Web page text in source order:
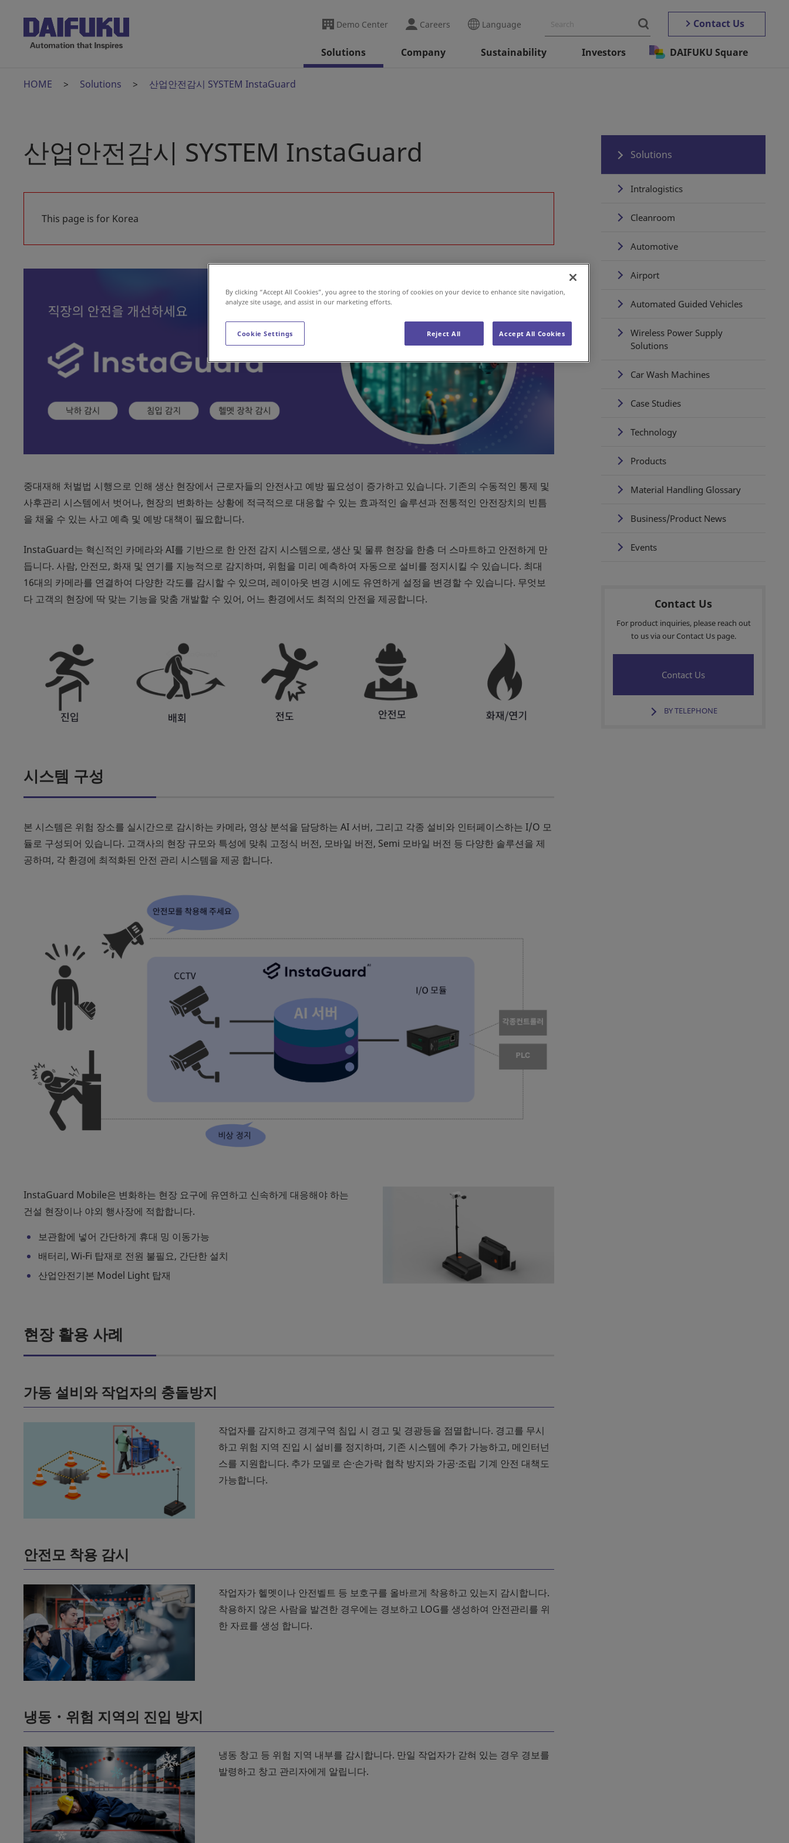
Demo Center Careers Language Contact Us
Solutions Company Sustainability Investors DAIFUKU Square
HOME Solutions 산업안전감시 SYSTEM InstaGuard
산업안전감시 SYSTEM InstaGuard
This page is for Korea
중대재해 처벌법 시행으로 인해 생산 현장에서 근로자들의 안전사고 예방 필요성이 증가하고 있습니다. 기존의 수동적인 통제 및
사후관리 시스템에서 벗어나, 현장의 변화하는 상황에 적극적으로 대응할 수 있는 효과적인 솔루션과 전통적인 안전장치의 빈틈
을 채울 수 있는 사고 예측 및 예방 대책이 필요합니다.
InstaGuard는 혁신적인 카메라와 AI를 기반으로 한 안전 감지 시스템으로, 생산 및 물류 현장을 한층 더 스마트하고 안전하게 만
듭니다. 사람, 안전모, 화재 및 연기를 지능적으로 감지하며, 위험을 미리 예측하여 자동으로 설비를 정지시킬 수 있습니다. 최대
16대의 카메라를 연결하여 다양한 각도를 감시할 수 있으며, 레이아웃 변경 시에도 유연하게 설정을 변경할 수 있습니다. 무엇보
다 고객의 현장에 딱 맞는 기능을 맞춤 개발할 수 있어, 어느 환경에서도 최적의 안전을 제공합니다.
시스템 구성
본 시스템은 위험 장소를 실시간으로 감시하는 카메라, 영상 분석을 담당하는 AI 서버, 그리고 각종 설비와 인터페이스하는 I/O 모
듈로 구성되어 있습니다. 고객사의 현장 규모와 특성에 맞춰 고정식 버전, 모바일 버전, Semi 모바일 버전 등 다양한 솔루션을 제
공하며, 각 환경에 최적화된 안전 관리 시스템을 제공 합니다.
InstaGuard Mobile은 변화하는 현장 요구에 유연하고 신속하게 대응해야 하는
건설 현장이나 야외 행사장에 적합합니다.
보관함에 넣어 간단하게 휴대 밍 이동가능
배터리, Wi-Fi 탑재로 전원 불필요, 간단한 설치
산업안전기본 Model Light 탑재
현장 활용 사례
가동 설비와 작업자의 충돌방지
작업자를 감지하고 경계구역 침입 시 경고 및 경광등을 점멸합니다. 경고를 무시
하고 위험 지역 진입 시 설비를 정지하며, 기존 시스템에 추가 가능하고, 메인터넌
스를 지원합니다. 추가 모델로 손·손가락 협착 방지와 가공·조립 기계 안전 대책도
가능합니다.
안전모 착용 감시
작업자가 헬멧이나 안전벨트 등 보호구를 올바르게 착용하고 있는지 감시합니다.
착용하지 않은 사람을 발견한 경우에는 경보하고 LOG를 생성하여 안전관리를 위
한 자료를 생성 합니다.
냉동・위험 지역의 진입 방지
냉동 창고 등 위험 지역 내부를 감시합니다. 만일 작업자가 갇혀 있는 경우 경보를
발령하고 창고 관리자에게 알립니다.
Solutions
Intralogistics
Cleanroom
Automotive
Airport
Automated Guided Vehicles
Wireless Power Supply
Solutions
Car Wash Machines
Case Studies
Technology
Products
Material Handling Glossary
Business/Product News
Events
Contact Us
For product inquiries, please reach out
to us via our Contact Us page.
Contact Us
BY TELEPHONE
By clicking “Accept All Cookies”, you agree to the storing of cookies on your device to enhance site navigation,
analyze site usage, and assist in our marketing efforts.
Cookie Settings Reject All Accept All Cookies